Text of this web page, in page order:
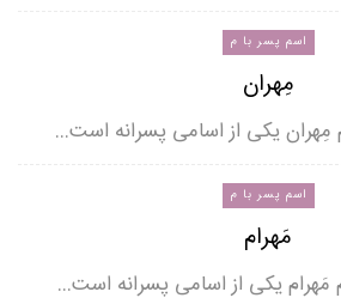
اسم پسر با م
مِهران
مِهران یکی از اسامی پسرانه است…
اسم پسر با م
مَهرام
مَهرام یکی از اسامی پسرانه است…